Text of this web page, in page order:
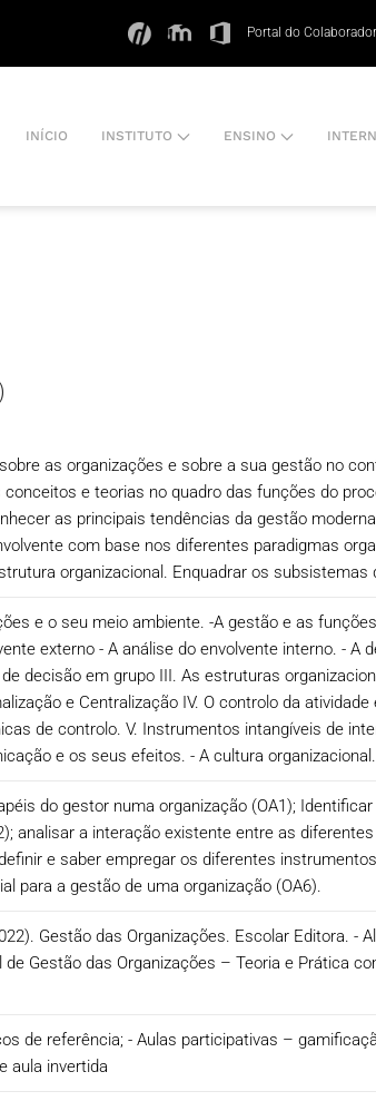
Portal do Colaborador
INÍCIO INSTITUTO ENSINO
as organizações e sobre a sua gestão no
e teorias no quadro das funções do
as principais tendências da gestão
com base nos diferentes paradigmas
organizacional. Enquadrar os
e o seu meio ambiente. -A gestão e as
externo - A análise do envolvente interno. -
decisão em grupo III. As estruturas
e Centralização IV. O controlo da
de controlo. V. Instrumentos intangíveis de
e os seus efeitos. - A cultura organizacional.
do gestor numa organização (OA1);
analisar a interação existente entre as
e saber empregar os diferentes
para a gestão de uma organização (OA6).
Gestão das Organizações. Escolar Editora. -
de Gestão das Organizações – Teoria e Prática
de referência; - Aulas participativas –
aula invertida